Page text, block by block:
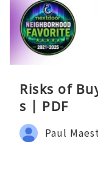
Risks of
s | PDF
Paul